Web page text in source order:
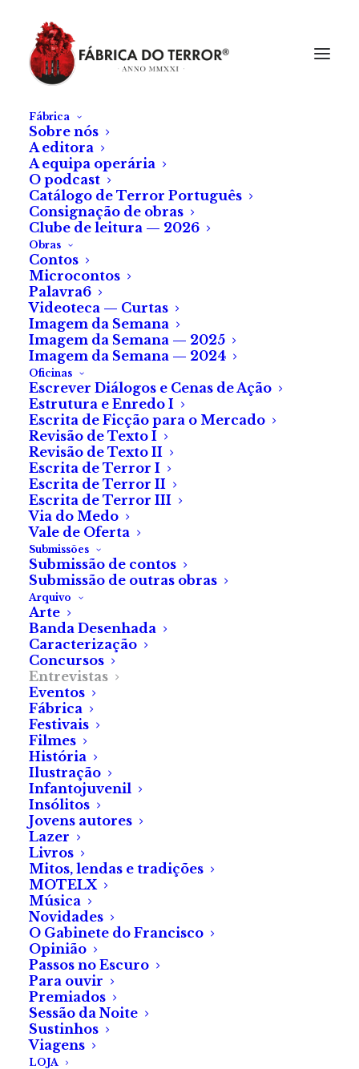
Fábrica
Sobre nós
A editora
A equipa operária
O podcast
Catálogo de Terror Português
Consignação de obras
Clube de leitura — 2026
Obras
Contos
Microcontos
Palavra6
Videoteca — Curtas
Imagem da Semana
Imagem da Semana — 2025
Imagem da Semana — 2024
Oficinas
Escrever Diálogos e Cenas de Ação
Estrutura e Enredo I
Escrita de Ficção para o Mercado
Revisão de Texto I
Revisão de Texto II
Escrita de Terror I
Escrita de Terror II
Escrita de Terror III
Via do Medo
Vale de Oferta
Submissões
Submissão de contos
Submissão de outras obras
Arquivo
Arte
Banda Desenhada
Caracterização
Concursos
Entrevistas
Eventos
Fábrica
Festivais
Filmes
História
Ilustração
Infantojuvenil
Insólitos
Jovens autores
Lazer
Livros
Mitos, lendas e tradições
MOTELX
Música
Novidades
O Gabinete do Francisco
Opinião
Passos no Escuro
Para ouvir
Premiados
Sessão da Noite
Sustinhos
Viagens
LOJA
Entrevista à escritora
Mafalda Santos
Autora deConta-me,
Escuridão,Do Outro
LadoeEnquanto o Fim
Não Vem.
«O horror tem essa
capacidade de, por metáfora,
mostrar aquilo que são as
características dos seres
humanos. Os lados mais
negros da nossa psique que
nos levam a coisas como o
egoísmo, a ganância, a
capacidade de nos
atropelarmos uns aos outros
para atingirmos fins. O terror
é uma forma “colorida” de
servir essa realidade às
pessoas. Quando o vemos por
essa “lente”, identificamos o
horror que está em todos nós,
nas nossas vidas, no mundo.»